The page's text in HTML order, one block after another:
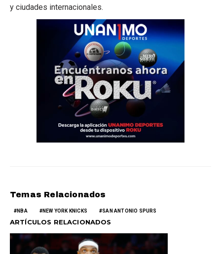
y ciudades internacionales.
Temas Relacionados
NBA NEW YORK KNICKS SAN ANTONIO SPURS
ARTÍCULOS RELACIONADOS